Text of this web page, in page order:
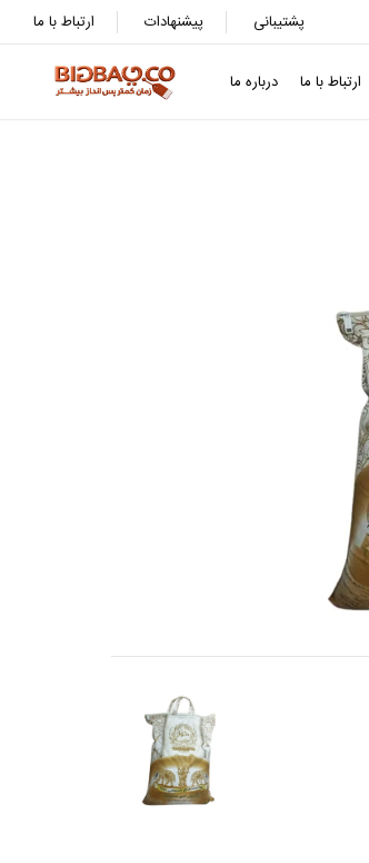
ارتباط با ما پیشنهادات پشتیبانی
ارتباط با ما درباره ما